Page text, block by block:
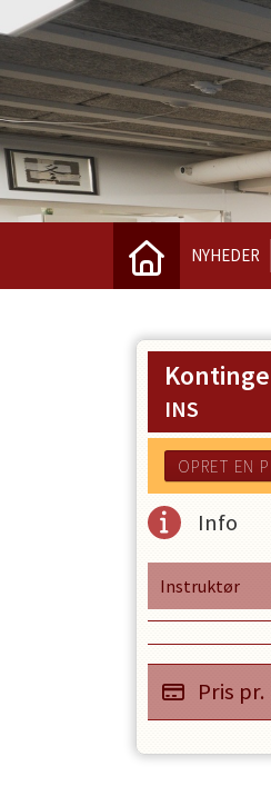
NYHEDER
INS
Info
Instruktør
Pris